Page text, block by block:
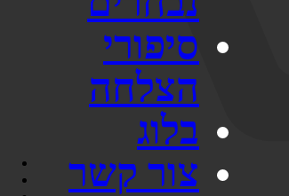
על הפלטפורמה
סיפורי
הצלחה
בלוג
צור קשר